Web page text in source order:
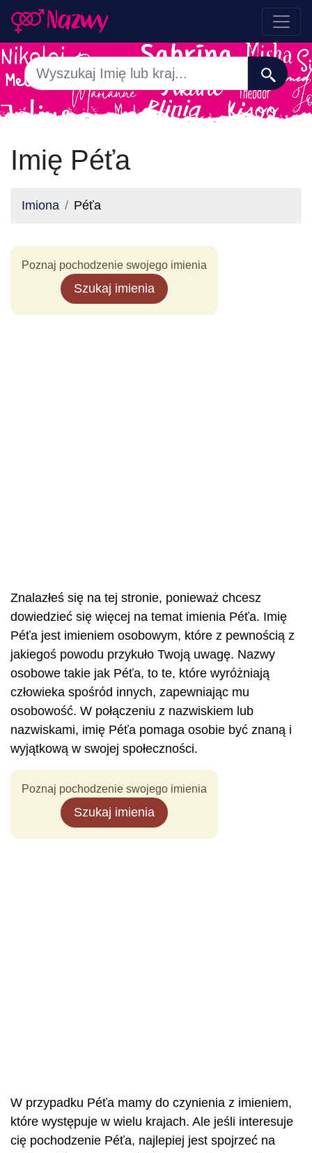
Imię Péťa
Imiona Péťa
Poznaj pochodzenie swojego imienia
Szukaj imienia
Znalazłeś się na tej stronie, ponieważ chcesz
dowiedzieć się więcej na temat imienia Péťa. Imię
Péťa jest imieniem osobowym, które z pewnością z
jakiegoś powodu przykuło Twoją uwagę. Nazwy
osobowe takie jak Péťa, to te, które wyróżniają
człowieka spośród innych, zapewniając mu
osobowość. W połączeniu z nazwiskiem lub
nazwiskami, imię Péťa pomaga osobie być znaną i
wyjątkową w swojej społeczności.
Poznaj pochodzenie swojego imienia
Szukaj imienia
W przypadku Péťa mamy do czynienia z imieniem,
które występuje w wielu krajach. Ale jeśli interesuje
cię pochodzenie Péťa, najlepiej jest spojrzeć na